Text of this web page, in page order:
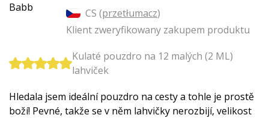
CS (przetłumacz)
Klient zweryfikowany zakupem produktu
Kulaté pouzdro na 12 malých (2 ML)
lahviček
Hledala jsem ideální pouzdro na cesty a tohle je prostě
boží! Pevné, takže se v něm lahvičky nerozbijí, velikost